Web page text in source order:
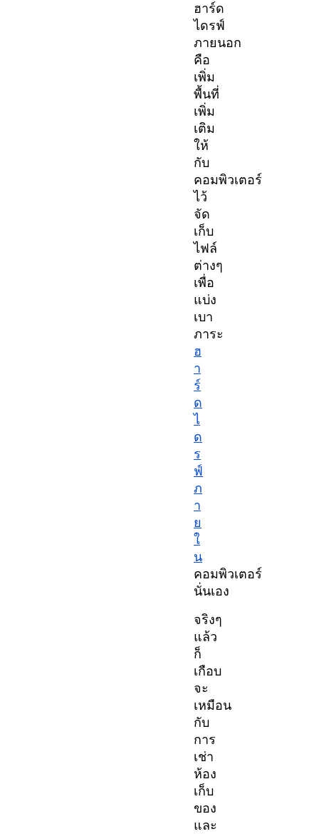
ฮาร์ด
ไดรฟ์
ภายนอก
คือ
เพิ่ม
พื้นที่
เพิ่ม
เติม
ให้
กับ
คอมพิวเตอร์
ไว้
จัด
เก็บ
ไฟล์
ต่างๆ
เพื่อ
แบ่ง
เบา
ภาระ
ฮ
า
ร์
ด
ไ
ด
ร
ฟ์
ภ
า
ย
ใ
น
คอมพิวเตอร์
นั่นเอง
จริงๆ
แล้ว
ก็
เกือบ
จะ
เหมือน
กับ
การ
เช่า
ห้อง
เก็บ
ของ
และ